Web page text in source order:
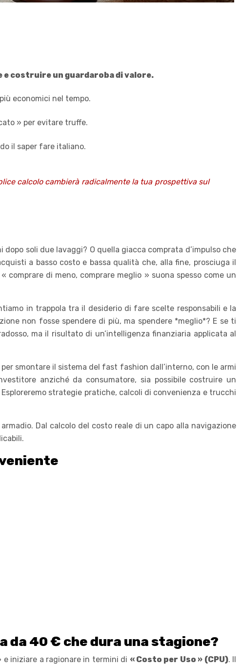
costruire un guardaroba di valore.
economici nel tempo.
» per evitare truffe.
il saper fare italiano.
calcolo cambierà radicalmente la tua prospettiva sul
soli due lavaggi? O quella giacca comprata d’impulso che
a basso costo e bassa qualità che, alla fine, prosciuga il
di meno, comprare meglio » suona spesso come un
in trappola tra il desiderio di fare scelte responsabili e la
non fosse spendere di più, ma spendere *meglio*? E se ti
ma il risultato di un’intelligenza finanziaria applicata al
smontare il sistema del fast fashion dall’interno, con le armi
anziché da consumatore, sia possibile costruire un
strategie pratiche, calcoli di convenienza e trucchi
Dal calcolo del costo reale di un capo alla navigazione
da 40 € che dura una stagione?
e iniziare a ragionare in termini di « Costo per Uso » (CPU). Il